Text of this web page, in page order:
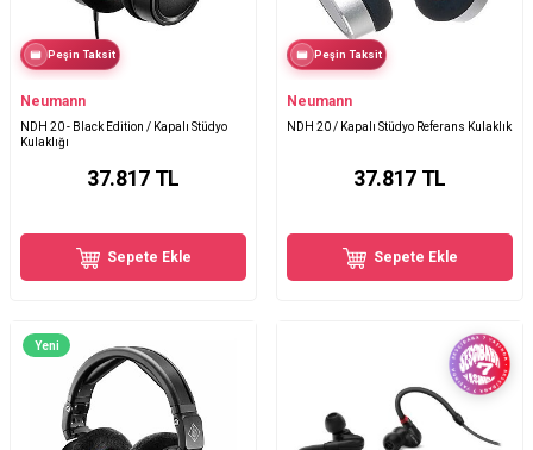
Peşin Taksit
Neumann
NDH 20 - Black Edition / Kapalı Stüdyo
Kulaklığı
37.817TL
Sepete Ekle
Peşin Taksit
Neumann
NDH 20 / Kapalı Stüdyo Referans Kulaklık
37.817TL
Sepete Ekle
Yeni